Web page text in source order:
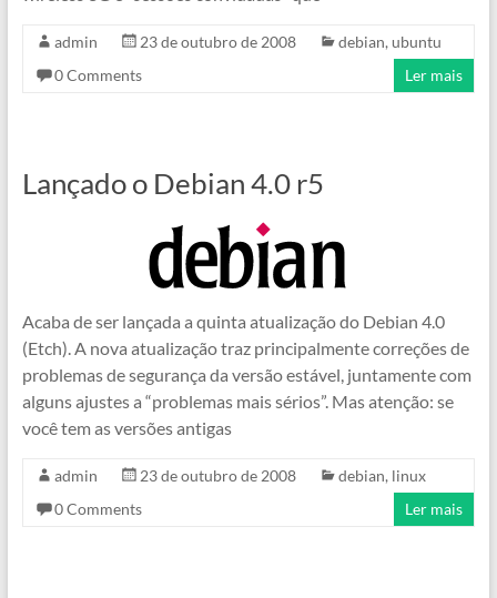
admin 23 de outubro de 2008 debian, ubuntu
0 Comments
Ler mais
Lançado o Debian 4.0 r5
Acaba de ser lançada a quinta atualização do Debian 4.0
(Etch). A nova atualização traz principalmente correções de
problemas de segurança da versão estável, juntamente com
alguns ajustes a “problemas mais sérios”. Mas atenção: se
você tem as versões antigas
admin 23 de outubro de 2008 debian, linux
0 Comments
Ler mais